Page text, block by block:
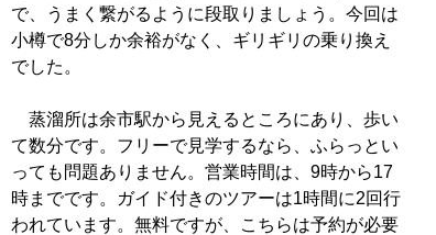
で、うまく繋がるように段取りましょう。今回は
小樽で8分しか余裕がなく、ギリギリの乗り換え
でした。
蒸溜所は余市駅から見えるところにあり、歩い
て数分です。フリーで見学するなら、ふらっとい
っても問題ありません。営業時間は、9時から17
時までです。ガイド付きのツアーは1時間に2回行
われています。無料ですが、こちらは予約が必要